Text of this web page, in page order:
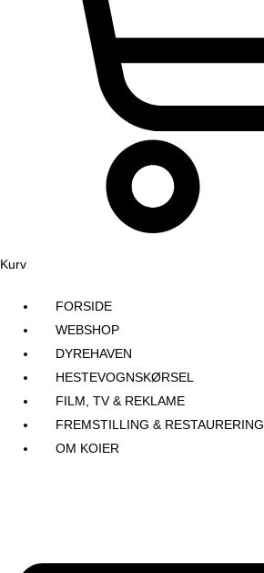
Kurv
FORSIDE
WEBSHOP
DYREHAVEN
HESTEVOGNSKØRSEL
FILM, TV & REKLAME
FREMSTILLING & RESTAURERING​
OM KOIER